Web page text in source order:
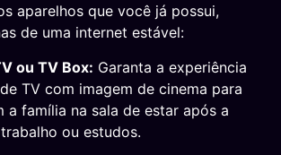
aparelhos que você já possui,
de uma internet estável:
ou TV Box: Garanta a experiência
TV com imagem de cinema para
a família na sala de estar após a
ou estudos.